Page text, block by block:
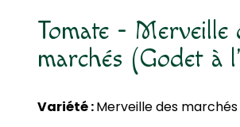
Tomate - Merveille
marchés (Godet à
Variété :Merveille des marchés